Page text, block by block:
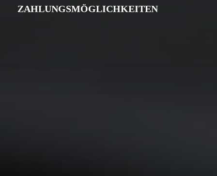
ZAHLUNGSMÖGLICHKEITEN